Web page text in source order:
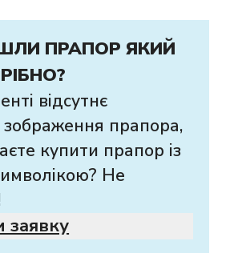
ПРАПОР ЯКИЙ
відсутнє
зображення прапора,
купити прапор із
Не
заявку